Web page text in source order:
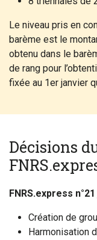
Le niveau pris en
barème est le
obtenu dans le
de rang pour
fixée au 1er janvier
Décisions
FNRS.express
Création de
Harmonisation